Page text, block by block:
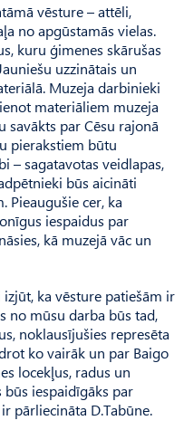
vēsture – attēli,
no apgūstamās vielas.
kuru ģimenes skārušas
uzzinātais un
Muzeja darbinieki
materiāliem muzeja
par Cēsu rajonā
pierakstiem būtu
– sagatavotas veidlapas,
būs aicināti
Pieaugušie cer, ka
iespaidus par
kā muzejā vāc un
ka vēsture patiešām ir
no mūsu darba būs tad,
noklausījušies represēta
ko vairāk un par Baigo
locekļus, radus un
būs iespaidīgāks par
pārliecināta D.Tabūne.